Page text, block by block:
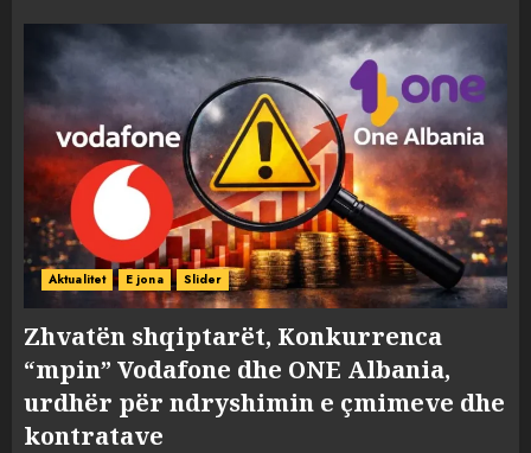
Aktualitet E jona Slider
Zhvatën shqiptarët, Konkurrenca
“mpin” Vodafone dhe ONE Albania,
urdhër për ndryshimin e çmimeve dhe
kontratave